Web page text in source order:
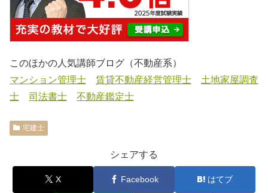
このほかの人気講師ブログ（不動産系）
マンション管理士
賃貸不動産経営管理士
土地家屋調査
士
司法書士 不動産鑑定士
宅建士
シェアする
X Facebook はてブ